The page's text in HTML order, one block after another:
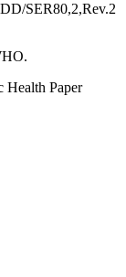
SER80,2,Rev.2
Health Paper